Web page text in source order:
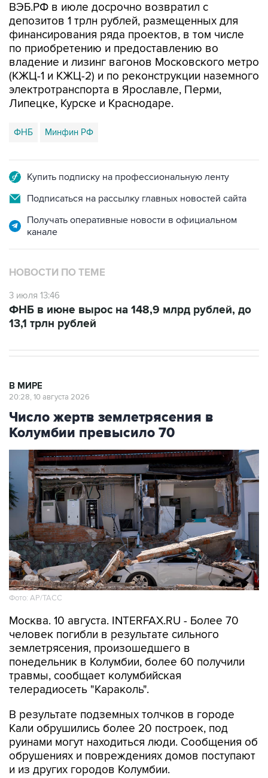
ВЭБ.РФ в июле досрочно возвратил с
депозитов 1 трлн рублей, размещенных для
финансирования ряда проектов, в том числе
по приобретению и предоставлению во
владение и лизинг вагонов Московского метро
(КЖЦ-1 и КЖЦ-2) и по реконструкции наземного
электротранспорта в Ярославле, Перми,
Липецке, Курске и Краснодаре.
ФНБ Минфин РФ
Купить подписку на профессиональную ленту
Подписаться на рассылку главных новостей сайта
Получать оперативные новости в официальном
канале
НОВОСТИ ПО ТЕМЕ
3 июля 13:46
ФНБ в июне вырос на 148,9 млрд рублей, до
13,1 трлн рублей
В МИРЕ
20:28, 10 августа 2026
Число жертв землетрясения в
Колумбии превысило 70
Фото: АР/ТАСС
Москва. 10 августа. INTERFAX.RU - Более 70
человек погибли в результате сильного
землетрясения, произошедшего в
понедельник в Колумбии, более 60 получили
травмы, сообщает колумбийская
телерадиосеть "Караколь".
В результате подземных толчков в городе
Кали обрушились более 20 построек, под
руинами могут находиться люди. Сообщения об
обрушениях и повреждениях домов поступают
и из других городов Колумбии.